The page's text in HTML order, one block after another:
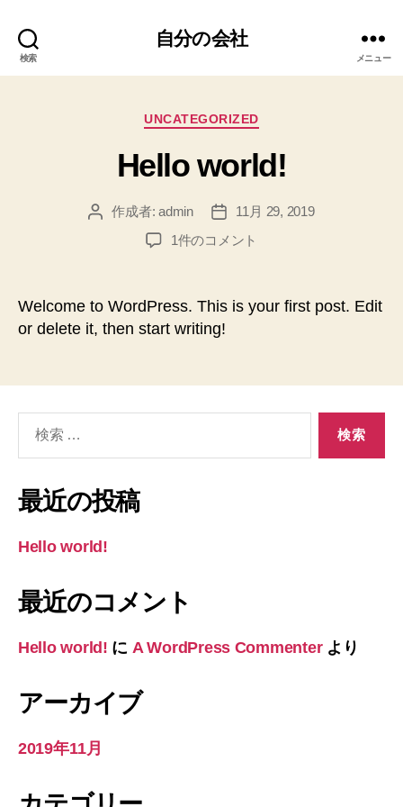
検索
自分の会社
メニュー
カ
ゴ
リ
UNCATEGORIZED
Hello world!
投
作成者:admin
投
稿
11月 29, 2019
Hello
1件のコメント
Welcome to WordPress. This is your first post. Edit
or delete it, then start writing!
象:
最近の投稿
Hello world!
最近のコメント
Hello world! に A WordPress Commenterより
アーカイブ
2019年11月